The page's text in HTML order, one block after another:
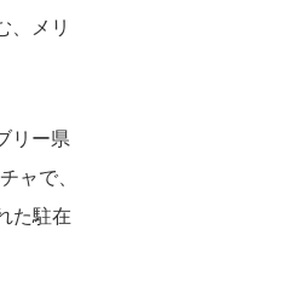
、メリ
リー県
ャで、
た駐在